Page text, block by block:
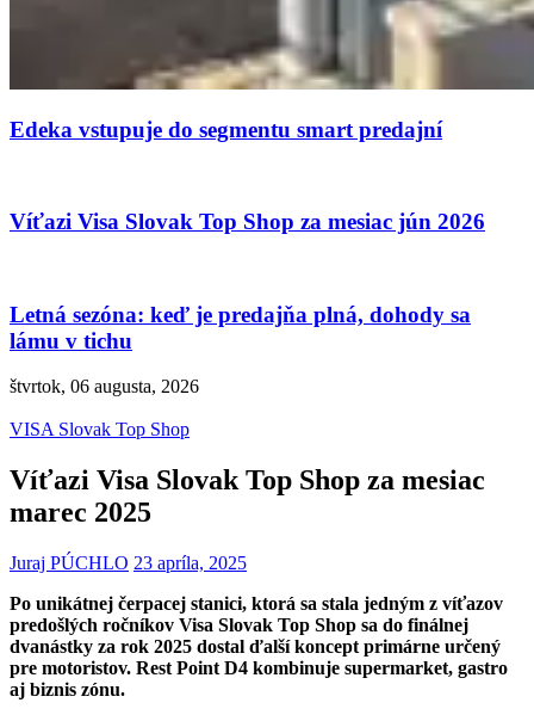
Edeka vstupuje do segmentu smart predajní
Víťazi Visa Slovak Top Shop za mesiac jún 2026
Letná sezóna: keď je predajňa plná, dohody sa
lámu v tichu
štvrtok, 06 augusta, 2026
VISA Slovak Top Shop
Víťazi Visa Slovak Top Shop za mesiac
marec 2025
Juraj PÚCHLO 23 apríla, 2025
Po unikátnej čerpacej stanici, ktorá sa stala jedným z víťazov
predošlých ročníkov Visa Slovak Top Shop sa do finálnej
dvanástky za rok 2025 dostal ďalší koncept primárne určený
pre motoristov. Rest Point D4 kombinuje supermarket, gastro
aj biznis zónu.